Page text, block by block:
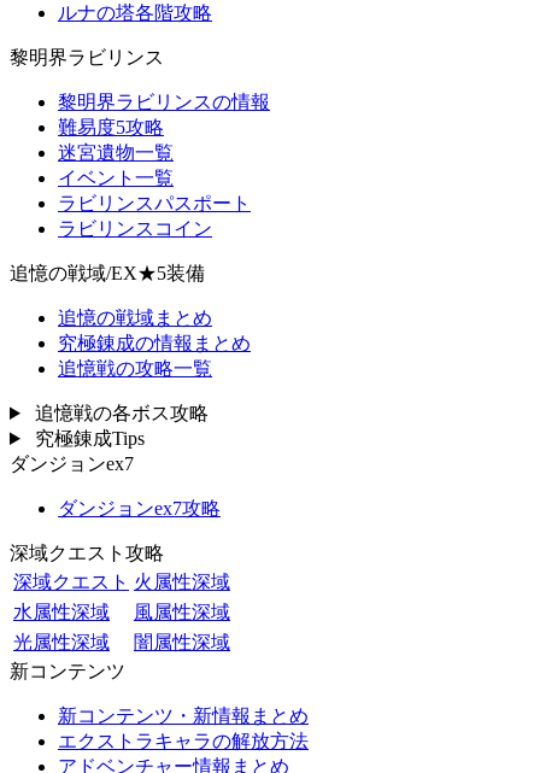
ルナの塔各階攻略
黎明界ラビリンス
黎明界ラビリンスの情報
難易度5攻略
迷宮遺物一覧
イベント一覧
ラビリンスパスポート
ラビリンスコイン
追憶の戦域/EX★5装備
追憶の戦域まとめ
究極錬成の情報まとめ
追憶戦の攻略一覧
追憶戦の各ボス攻略
究極錬成Tips
ダンジョンex7
ダンジョンex7攻略
深域クエスト攻略
深域クエスト 火属性深域
水属性深域
風属性深域
光属性深域
闇属性深域
新コンテンツ
新コンテンツ・新情報まとめ
エクストラキャラの解放方法
アドベンチャー情報まとめ